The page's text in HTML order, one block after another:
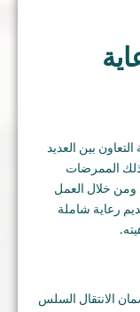
التعاون بين العديد
الممرضات
ومن خلال العمل
رعاية شاملة
الانتقال السلس